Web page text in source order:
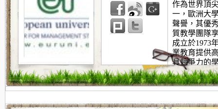
作為世界頂
一，歐洲大
聲譽， 其優
質教學團隊
成立於1973
業教育提供
具競爭力的
於不同國家